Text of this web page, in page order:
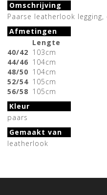
Omschrijving
Paarse leatherlook
Afmetingen
Lengte
40/42 103cm
44/46 104cm
48/50 104cm
52/54 105cm
56/58 105cm
Kleur
paars
Gemaakt van
leatherlook